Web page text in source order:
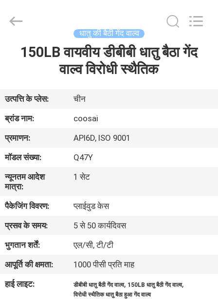
हमारे
बारे
कारखाने
का
गुणवत्ता
नियंत्रण
group.
धातु की बैठी गेंद वाल्व
150LB वायवीय डीबीबी धातु बैठा गेंद
वाल्व विरोधी स्थैतिक
उत्पत्ति के प्लेस:
चीन
ब्रांड नाम:
coosai
प्रमाणन:
API6D, ISO 9001
मॉडल संख्या:
Q47Y
न्यूनतम आदेश
मात्रा:
1 सेट
पैकेजिंग विवरण:
प्लाईवुड केस
प्रसव के समय:
5 से 50 कार्यदिवस
भुगतान शर्तें:
एल/सी, टी/टी
आपूर्ति की क्षमता:
1000 पीसी प्रति माह
हाई लाइट:
डीबीबी धातु बैठी गेंद वाल्व, 150LB धातु बैठी गेंद वाल्व,
विरोधी स्थैतिक धातु बैठा हुआ गेंद वाल्व